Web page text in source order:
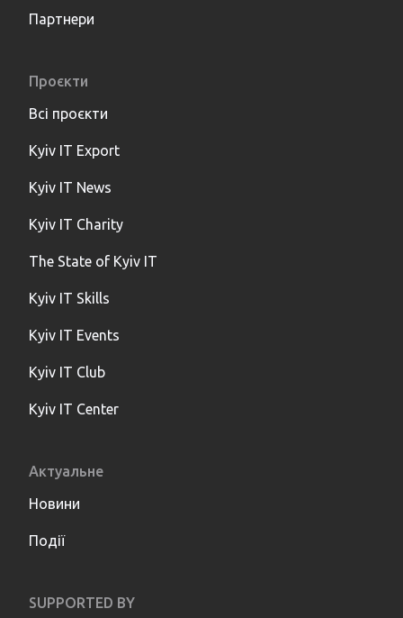
Партнери
Проєкти
Всі проєкти
Kyiv IT Export
Kyiv IT News
Kyiv IT Charity
The State of Kyiv IT
Kyiv IT Skills
Kyiv IT Events
Kyiv IT Club
Kyiv IT Center
Актуальне
Новини
Події
SUPPORTED BY